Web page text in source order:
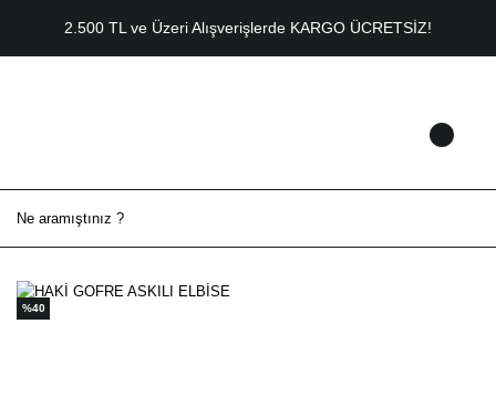
2.500 TL ve Üzeri Alışverişlerde KARGO ÜCRETSİZ!
%40